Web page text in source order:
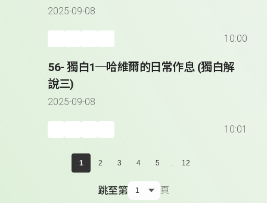
2025-09-08
10:00
56- 獨白1─哈維爾的日常作息 (獨白解
說三)
2025-09-08
10:01
1 2 3 4 5 ... 12
跳至第 頁